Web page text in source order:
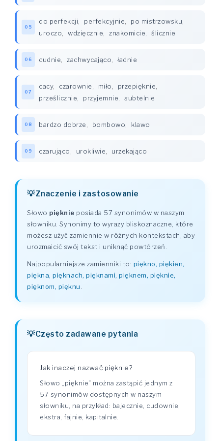
05
do perfekcji, perfekcyjnie, po mistrzowsku,
uroczo, wdzięcznie, znakomicie, ślicznie
06 cudnie, zachwycająco, ładnie
07
cacy, czarownie, miło, przepięknie,
prześlicznie, przyjemnie, subtelnie
08 bardzo dobrze, bombowo, klawo
09 czarująco, urokliwie, urzekająco
Znaczenie i zastosowanie
Słowo pięknie posiada 57 synonimów w naszym
słowniku. Synonimy to wyrazy bliskoznaczne, które
możesz użyć zamiennie w różnych kontekstach, aby
urozmaicić swój tekst i uniknąć powtórzeń.
Najpopularniejsze zamienniki to: piękno, piękien,
piękna, pięknach, pięknami, pięknem, pięknie,
pięknom, pięknu.
Często zadawane pytania
Jak inaczej nazwać pięknie?
Słowo „pięknie" można zastąpić jednym z
57 synonimów dostępnych w naszym
słowniku, na przykład: bajecznie, cudownie,
ekstra, fajnie, kapitalnie.